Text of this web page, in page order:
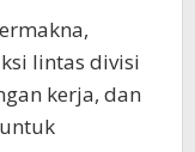
lintas divisi
kerja, dan